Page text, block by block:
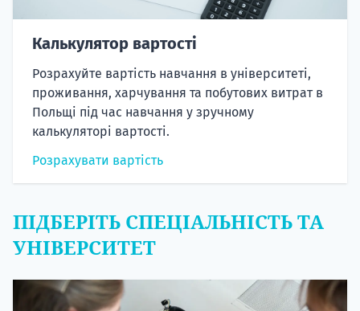
Калькулятор вартості
Розрахуйте вартість навчання в університеті,
проживання, харчування та побутових витрат в
Польщі під час навчання у зручному
калькуляторі вартості.
Розрахувати вартість
ПІДБЕРІТЬ СПЕЦІАЛЬНІСТЬ ТА
УНІВЕРСИТЕТ